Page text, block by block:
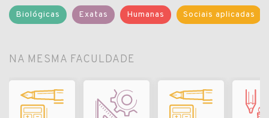
Biológicas Exatas Humanas Sociais aplicadas
NA MESMA FACULDADE